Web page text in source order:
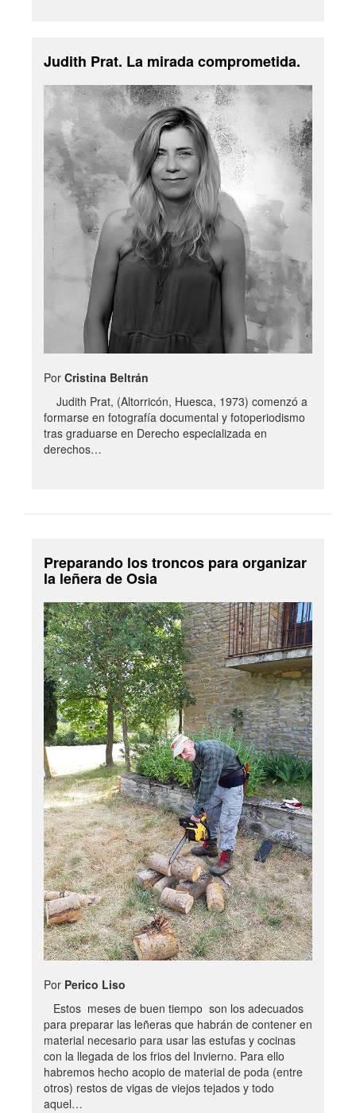
Judith Prat. La mirada comprometida.
Por Cristina Beltrán
Judith Prat, (Altorricón, Huesca, 1973) comenzó a
formarse en fotografía documental y fotoperiodismo
tras graduarse en Derecho especializada en
derechos…
Preparando los troncos para organizar
la leñera de Osia
Por Perico Liso
Estos meses de buen tiempo son los adecuados
para preparar las leñeras que habrán de contener en
material necesario para usar las estufas y cocinas
con la llegada de los frios del Invierno. Para ello
habremos hecho acopio de material de poda (entre
otros) restos de vigas de viejos tejados y todo
aquel…